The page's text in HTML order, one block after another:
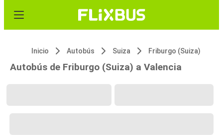
Inicio Autobús Suiza Friburgo (Suiza)
Autobús de Friburgo (Suiza) a Valencia